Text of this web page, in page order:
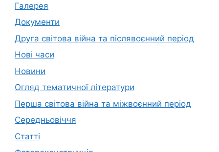
Галерея
Документи
Друга світова війна та післявоєнний період
Нові часи
Новини
Огляд тематичної літератури
Перша світова війна та міжвоєнний період
Середньовіччя
Статті